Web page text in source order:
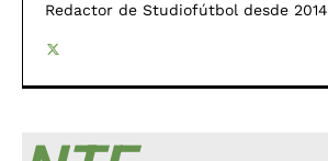
Redactor de Studiofútbol desde 2014